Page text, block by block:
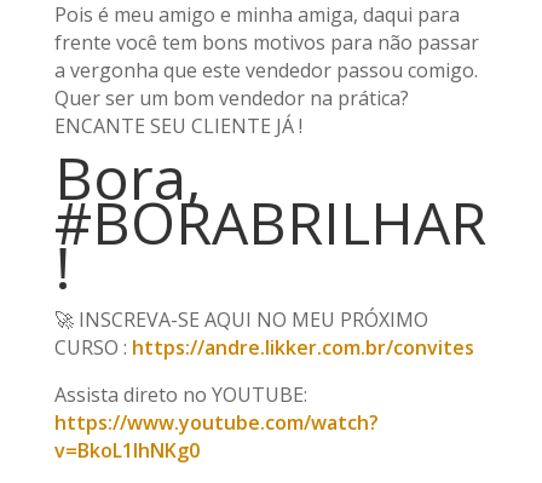
Pois é meu amigo e minha amiga, daqui para
frente você tem bons motivos para não passar
a vergonha que este vendedor passou comigo.
Quer ser um bom vendedor na prática?
ENCANTE SEU CLIENTE JÁ !
Bora,
#BORABRILHAR
!
🚀 INSCREVA-SE AQUI NO MEU PRÓXIMO
CURSO : https://andre.likker.com.br/convites
Assista direto no YOUTUBE:
https://www.youtube.com/watch?
v=BkoL1IhNKg0